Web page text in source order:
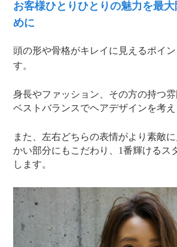
お客様ひとりひとりの魅力を最
めに
頭の形や骨格がキレイに見えるポイ
す。
身長やファッション、その方の持つ雰
ベストバランスでヘアデザインを考え
また、左右どちらの表情がより素敵
かい部分にもこだわり、1番輝けるス
します。